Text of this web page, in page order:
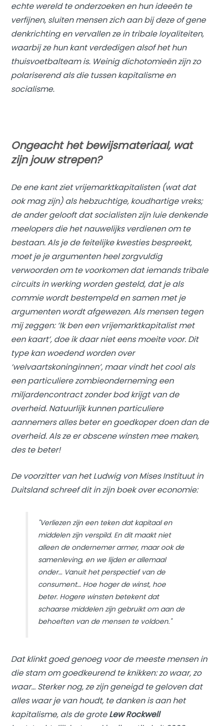
echte wereld te onderzoeken en hun ideeën te
verfijnen, sluiten mensen zich aan bij deze of gene
denkrichting en vervallen ze in tribale loyaliteiten,
waarbij ze hun kant verdedigen alsof het hun
thuisvoetbalteam is. Weinig dichotomieën zijn zo
polariserend als die tussen kapitalisme en
socialisme.
Ongeacht het bewijsmateriaal, wat
zijn jouw strepen?
De ene kant zietvrijemarktkapitalisten(wat dat
ook mag zijn) als hebzuchtige, koudhartige vreks;
de ander gelooft datsocialistenzijn luie denkende
meelopers die het nauwelijks verdienen om te
bestaan. Als je de feitelijke kwesties bespreekt,
moet je je argumenten heel zorgvuldig
verwoorden om te voorkomen dat iemands tribale
circuits in werking worden gesteld, dat je als
commie wordt bestempeld en samen met je
argumenten wordt afgewezen. Als mensen tegen
mij zeggen: ‘Ik ben een vrijemarktkapitalist met
een kaart’, doe ik daar niet eens moeite voor. Dit
type kan woedend worden over
‘welvaartskoninginnen’, maar vindt het cool als
een particuliere zombieonderneming een
miljardencontract zonder bod krijgt van de
overheid. Natuurlijk kunnen particuliere
aannemers alles beter en goedkoper doen dan de
overheid. Als ze er obscene winsten mee maken,
des te beter!
De voorzitter van het Ludwig von Mises Instituut in
Duitsland schreef dit in zijn boek over economie:
"Verliezen zijn een teken dat kapitaal en
middelen zijn verspild. En dit maakt niet
alleen de ondernemer armer, maar ook de
samenleving, en we lijden er allemaal
onder… Vanuit het perspectief van de
consument… Hoe hoger de winst, hoe
beter. Hogere winsten betekent dat
schaarse middelen zijn gebruikt om aan de
behoeften van de mensen te voldoen."
Dat klinkt goed genoeg voor de meeste mensen in
die stam om goedkeurend te knikken: zo waar, zo
waar… Sterker nog, ze zijn geneigd te geloven dat
alles waar je van houdt, te danken is aan het
kapitalisme, als de groteLew Rockwell